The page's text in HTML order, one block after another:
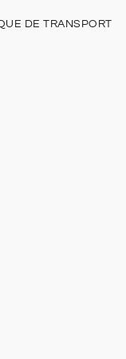
DE TRANSPORT